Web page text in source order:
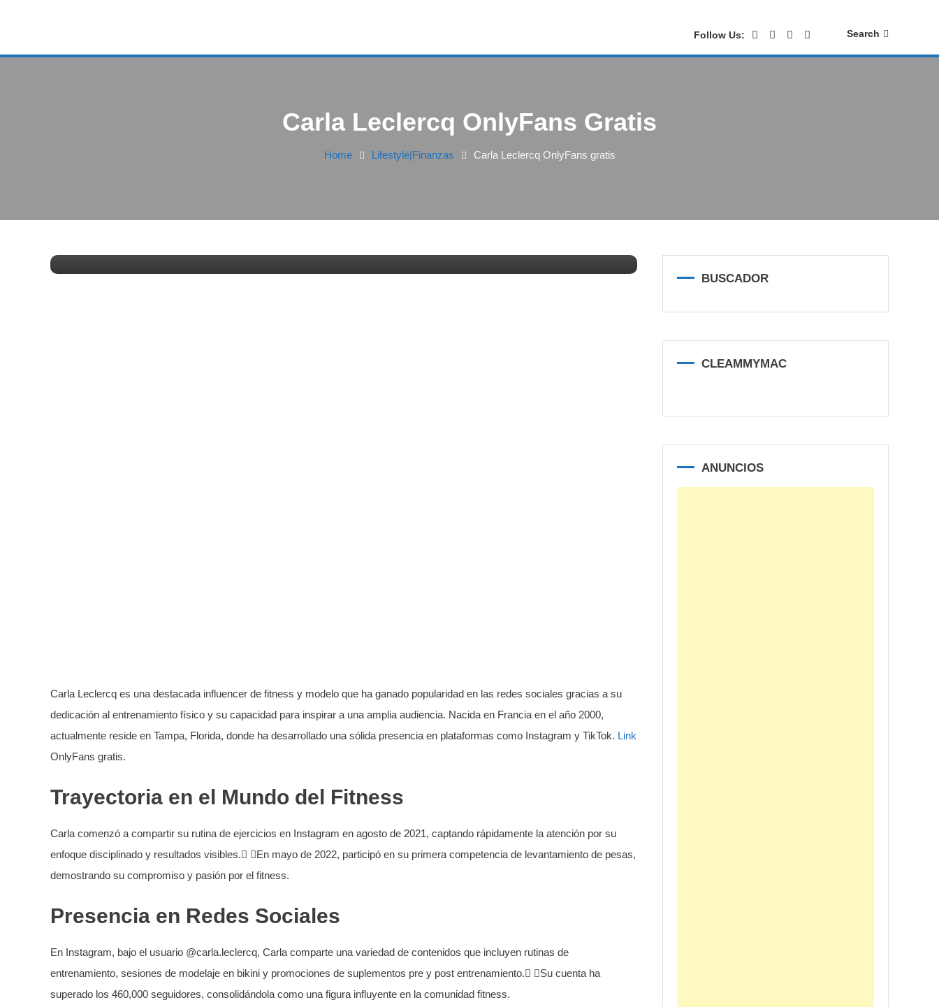
Follow Us: Search
Carla Leclercq OnlyFans Gratis
Home Lifestyle|Finanzas Carla Leclercq OnlyFans gratis
Carla Leclercq es una destacada influencer de fitness y modelo que ha ganado popularidad en las redes sociales gracias a su
dedicación al entrenamiento físico y su capacidad para inspirar a una amplia audiencia. Nacida en Francia en el año 2000,
actualmente reside en Tampa, Florida, donde ha desarrollado una sólida presencia en plataformas como Instagram y TikTok. Link
OnlyFans gratis.
Trayectoria en el Mundo del Fitness
Carla comenzó a compartir su rutina de ejercicios en Instagram en agosto de 2021, captando rápidamente la atención por su
enfoque disciplinado y resultados visibles. En mayo de 2022, participó en su primera competencia de levantamiento de pesas,
demostrando su compromiso y pasión por el fitness.
Presencia en Redes Sociales
En Instagram, bajo el usuario @carla.leclercq, Carla comparte una variedad de contenidos que incluyen rutinas de
entrenamiento, sesiones de modelaje en bikini y promociones de suplementos pre y post entrenamiento. Su cuenta ha
superado los 460,000 seguidores, consolidándola como una figura influyente en la comunidad fitness.
BUSCADOR
CLEAMMYMAC
ANUNCIOS